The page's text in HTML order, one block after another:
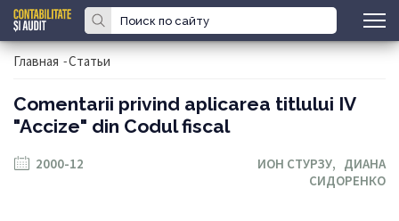
Главная -Статьи
Comentarii privind aplicarea titlului IV
"Accize" din Codul fiscal
2000-12 ИОН СТУРЗУ, ДИАНА
СИДОРЕНКО